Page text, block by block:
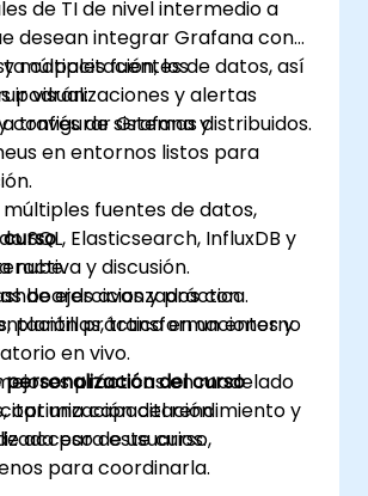
de TI de nivel intermedio a
desean integrar Grafana con
múltiples fuentes de datos, así
visualizaciones y alertas
través de sistemas distribuidos.
capacitación, los
podrán:
configurar Grafana y
en entornos listos para
fuentes de datos,
SQL, Elasticsearch, InfluxDB y
nube.
avanzados con
plantillas, transformaciones y
prácticas en modelado
optimización del rendimiento y
acceso de usuarios.
y discusión.
de ejercicios y práctica.
práctica en un entorno
en vivo.
personalización del curso
una capacitación
para este curso,
para coordinarla.